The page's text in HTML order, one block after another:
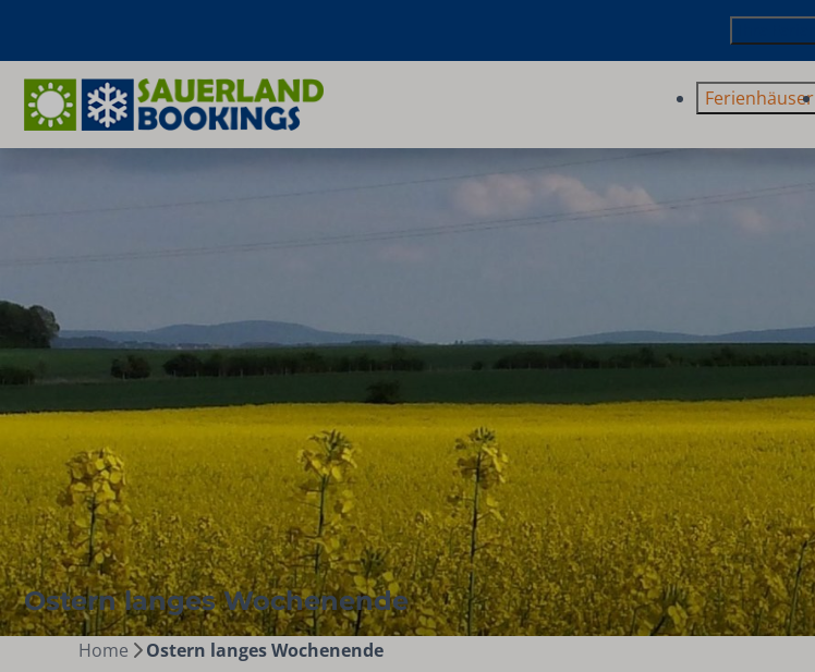
Ferienhäuser
Ostern langes Wochenende
Home Ostern langes Wochenende